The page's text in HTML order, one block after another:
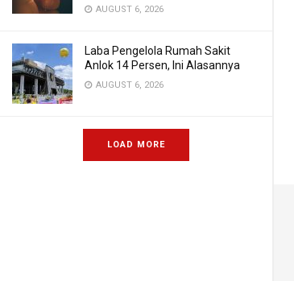
AUGUST 6, 2026
Laba Pengelola Rumah Sakit
Anlok 14 Persen, Ini Alasannya
AUGUST 6, 2026
LOAD MORE